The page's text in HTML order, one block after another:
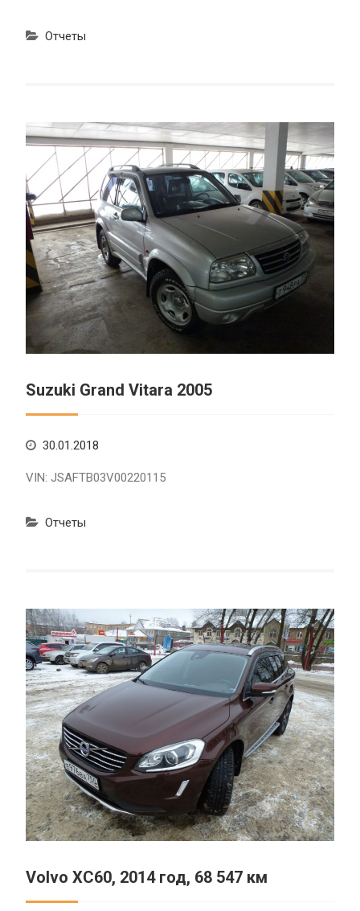
Отчеты
Suzuki Grand Vitara 2005
30.01.2018
VIN: JSAFTB03V00220115
Отчеты
Volvo XC60, 2014 год, 68 547 км